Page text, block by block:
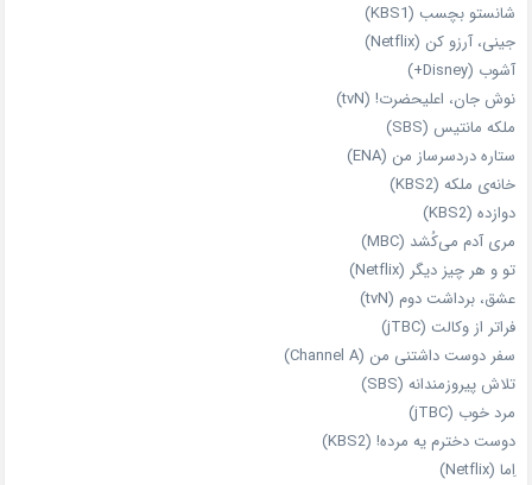
شانستو بچسب (KBS1)
جینی، آرزو کن (Netflix)
آشوب (Disney+)
نوش جان، اعلیحضرت! (tvN)
ملکه‌ مانتیس (SBS)
ستاره دردسرساز من (ENA)
خانه‌ی ملکه (KBS2)
دوازده (KBS2)
مری آدم می‌کُشد (MBC)
تو و هر چیز دیگر (Netflix)
عشق، برداشت دوم (tvN)
فراتر از وکالت (jTBC)
سفر دوست‌ داشتنی من (Channel A)
تلاش پیروزمندانه (SBS)
مرد خوب (jTBC)
دوست دخترم یه مرده! (KBS2)
اِما (Netflix)